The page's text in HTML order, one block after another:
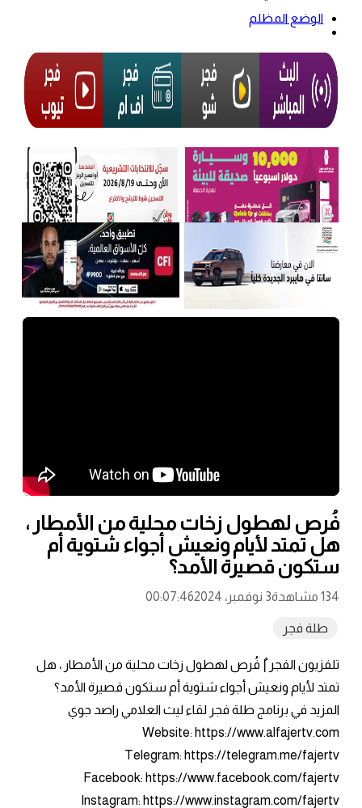
الوضع المظلم
فُرص لهطول زخات محلية من الأمطار ،
هل تمتد لأيام ونعيش أجواء شتوية أم
ستكون قصيرة الأمد؟
134 مشاهدة 3 نوفمبر، 2024 00:07:46
طلة فجر
تلفزيون الفجر |ُ فُرص لهطول زخات محلية من الأمطار ، هل
تمتد لأيام ونعيش أجواء شتوية أم ستكون قصيرة الأمد؟
المزيد في برنامج طلة فجر لقاء ليث العلامي راصد جوي
Website: https://www.alfajertv.com
Telegram: https://telegram.me/fajertv
Facebook: https://www.facebook.com/fajertv
Instagram: https://www.instagram.com/fajertv